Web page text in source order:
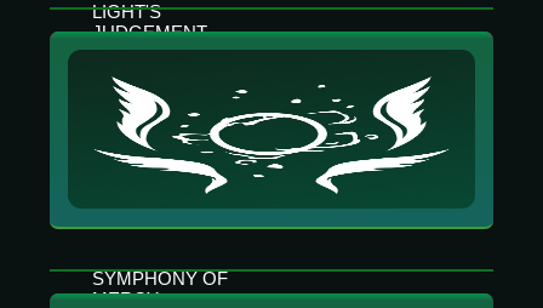
LIGHT'S
JUDGEMENT
Crea un pozzo di luce che cura gli alleati e
colpisce i nemici. Coloro che entreranno nel
pozzo saranno circondati dai Giudizi.
SYMPHONY OF
MERCY